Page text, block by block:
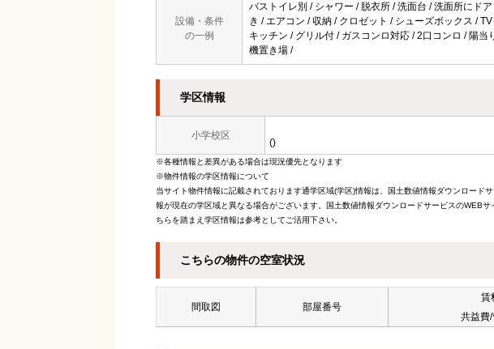
設備・条件
の一例
バストイレ別 / シャワー / 脱衣所 / 洗面台 / 洗面所にド
き / エアコン / 収納 / クロゼット / シューズボックス /
キッチン / グリル付 / ガスコンロ対応 / 2口コンロ / 陽
機置き場 /
学区情報
小学校区
()
※各種情報と差異がある場合は現況優先となります
※物件情報の学区情報について
当サイト物件情報に記載されております通学区域(学区)情報は、国土数値情報ダウンロー
報が現在の学区域と異なる場合がございます。国土数値情報ダウンロードサービスのWEB
ちらを踏まえ学区情報は参考としてご活用下さい。
こちらの物件の空室状況
間取図 部屋番号
賃
共益費